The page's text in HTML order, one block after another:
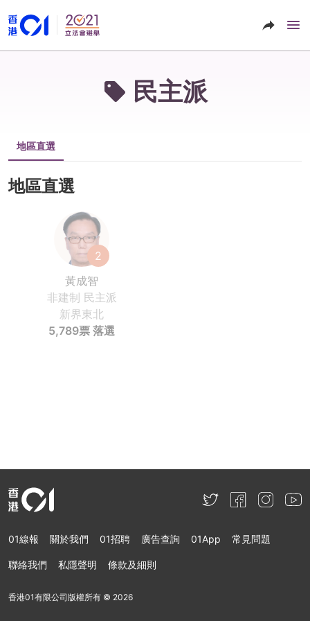
民主派
地區直選
地區直選
2
黃成智
非建制 民主派
新界東北
5,789票 落選
01線報 關於我們 01招聘 廣告查詢 01App 常見問題
聯絡我們 私隱聲明 條款及細則
香港01有限公司版權所有 © 2026